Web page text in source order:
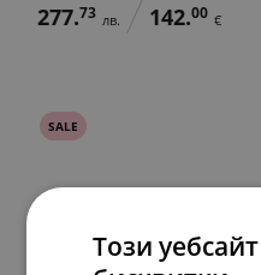
277.73 лв. 142.00 €
SALE
Този